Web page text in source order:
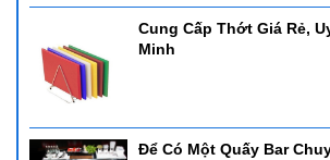
Cung Cấp Thớt Giá Rẻ,
Minh
Để Có Một Quấy Bar